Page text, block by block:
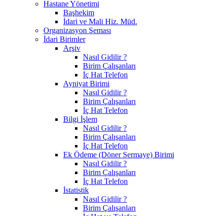
Hastane Yönetimi
Başhekim
İdari ve Mali Hiz. Müd.
Organizasyon Şeması
İdari Birimler
Arşiv
Nasıl Gidilir ?
Birim Çalışanları
İç Hat Telefon
Ayniyat Birimi
Nasıl Gidilir ?
Birim Çalışanları
İç Hat Telefon
Bilgi İşlem
Nasıl Gidilir ?
Birim Çalışanları
İç Hat Telefon
Ek Ödeme (Döner Sermaye) Birimi
Nasıl Gidilir ?
Birim Çalışanları
İç Hat Telefon
İstatistik
Nasıl Gidilir ?
Birim Çalışanları